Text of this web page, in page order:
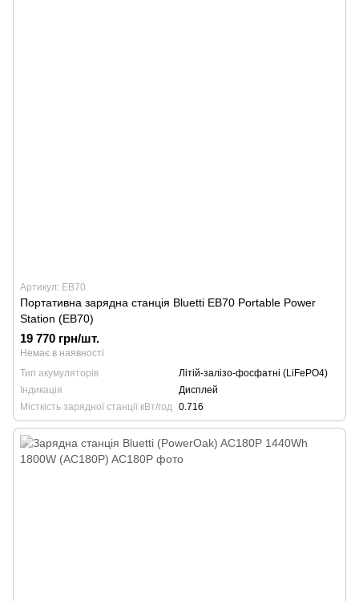
Артикул: EB70
Портативна зарядна станція Bluetti EB70 Portable Power
Station (EB70)
19 770 грн/шт.
Немає в наявності
Тип акумуляторів
Літій-залізо-фосфатні (LiFePO4)
Індикація
Дисплей
Місткість зарядної станції кВт/год 0.716